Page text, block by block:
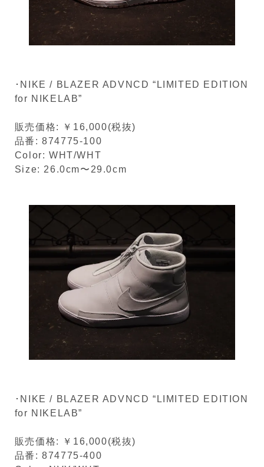
･NIKE / BLAZER ADVNCD “LIMITED EDITION
for NIKELAB”
販売価格: ￥16,000(税抜)
品番: 874775-100
Color: WHT/WHT
Size: 26.0cm〜29.0cm
･NIKE / BLAZER ADVNCD “LIMITED EDITION
for NIKELAB”
販売価格: ￥16,000(税抜)
品番: 874775-400